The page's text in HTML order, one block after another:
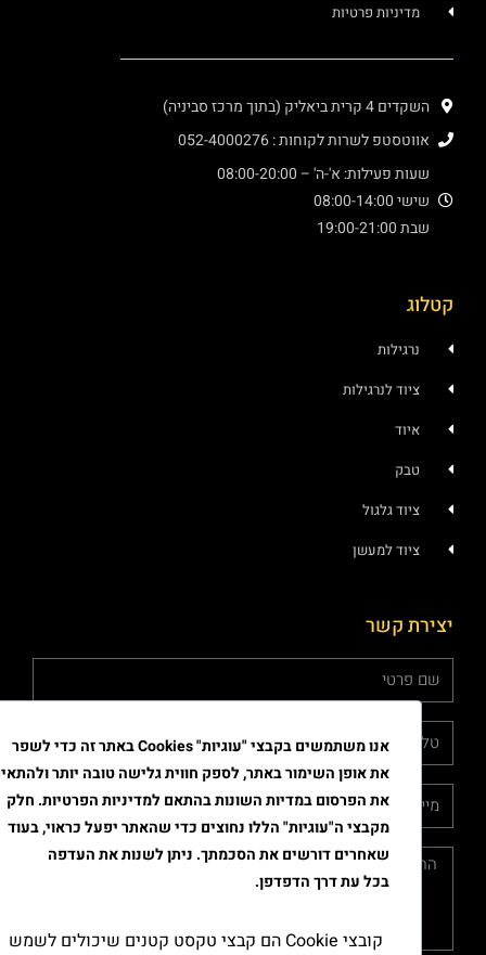
מדיניות פרטיות
השקדים 4 קרית ביאליק (בתוך מרכז סביניה)
אווטסטפ לשרות לקוחות : 052-4000276
שעות פעילות: א'-ה' – 08:00-20:00
שישי 08:00-14:00
שבת 19:00-21:00
קטלוג
נרגילות
ציוד לנרגילות
איוד
טבק
ציוד גלגול
ציוד למעשן
יצירת קשר
אנו משתמשים בקבצי "עוגיות" Cookies באתר זה כדי לשפר
את אופן השימור באתר, לספק חווית גלישה טובה יותר ולהתאים
את הפרסום במדיות השונות בהתאם למדיניות הפרטיות. חלק
מקבצי ה"עוגיות" הללו נחוצים כדי שהאתר יפעל כראוי, בעוד
שאחרים דורשים את הסכמתך. ניתן לשנות את העדפה
בכל עת דרך הדפדפן.
קובצי Cookie הם קבצי טקסט קטנים שיכולים לשמש